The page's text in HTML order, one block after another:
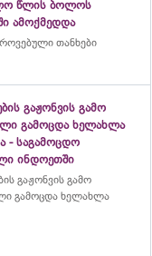
წლის ბოლოს
ამოქმედდა
თანხები
გაჟონვის გამო
გამოცდა ხელახლა
- საგამოცდო
ინდოეთში
გაჟონვის გამო
გამოცდა ხელახლა